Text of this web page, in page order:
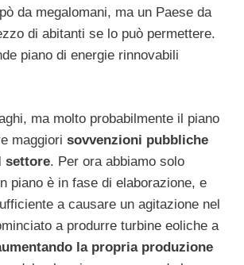
da megalomani, ma un Paese da
di abitanti se lo può permettere.
piano di energie rinnovabili
ma molto probabilmente il piano
maggiori sovvenzioni pubbliche
settore. Per ora abbiamo solo
piano è in fase di elaborazione, e
a causare un agitazione nel
a produrre turbine eoliche a
la propria produzione